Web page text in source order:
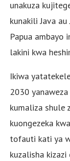
unakuza
kunakili Java au
Papua ambayo
lakini kwa
Ikiwa
2030
kumaliza shule
kuongezeka
tofauti kati ya
kuzalisha